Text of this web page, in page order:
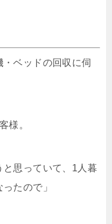
ベッドの回収に伺
様。
と思っていて、1人暮
たので」